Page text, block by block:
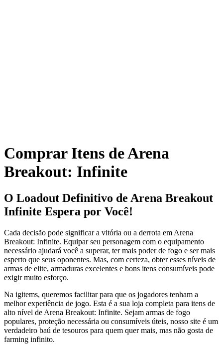
Comprar Itens de Arena
Breakout: Infinite
O Loadout Definitivo de Arena Breakout
Infinite Espera por Você!
Cada decisão pode significar a vitória ou a derrota em Arena
Breakout: Infinite. Equipar seu personagem com o equipamento
necessário ajudará você a superar, ter mais poder de fogo e ser mais
esperto que seus oponentes. Mas, com certeza, obter esses níveis de
armas de elite, armaduras excelentes e bons itens consumíveis pode
exigir muito esforço.
Na igitems, queremos facilitar para que os jogadores tenham a
melhor experiência de jogo. Esta é a sua loja completa para itens de
alto nível de Arena Breakout: Infinite. Sejam armas de fogo
populares, proteção necessária ou consumíveis úteis, nosso site é um
verdadeiro baú de tesouros para quem quer mais, mas não gosta de
farming infinito.